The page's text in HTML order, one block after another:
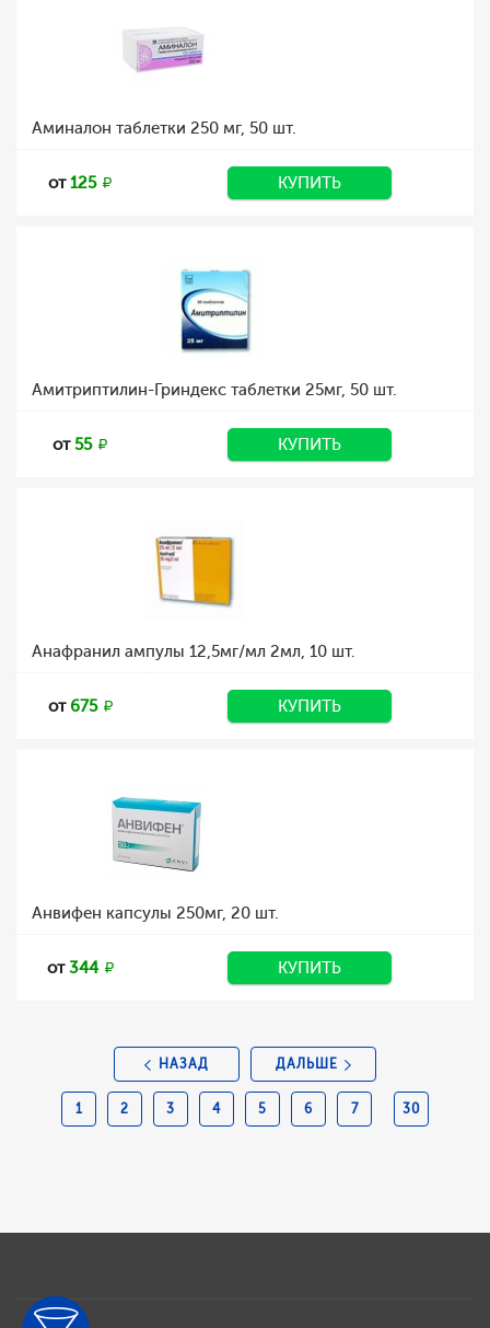
Аминалон таблетки 250 мг, 50 шт.
от125 КУПИТЬ
Амитриптилин-Гриндекс таблетки 25мг, 50 шт.
от55 КУПИТЬ
Анафранил ампулы 12,5мг/мл 2мл, 10 шт.
от675 КУПИТЬ
Анвифен капсулы 250мг, 20 шт.
от344 КУПИТЬ
НАЗАД
1 2 3 4 5 6 7 30
ДАЛЬШЕ